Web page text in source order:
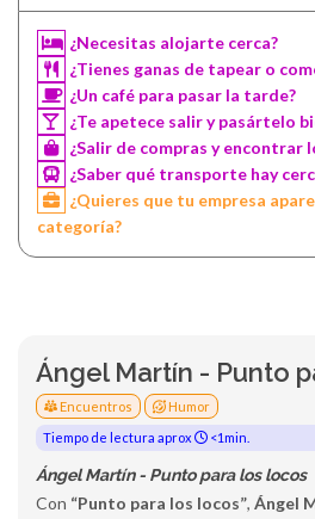
¿Necesitas alojarte cerca?
¿Tienes ganas de tapear o
¿Un café para pasar la tarde?
¿Te apetece salir y pasártelo
¿Salir de compras y encontrar
¿Saber qué transporte hay
¿Quieres que tu empresa
categoría?
Ángel Martín - Punto
Encuentros
Humor
Tiempo de lectura aprox
<1min.
Ángel Martín - Punto para los locos
Con “Punto para los locos”, Ángel